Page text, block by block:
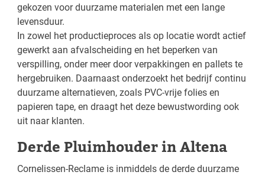
gekozen voor duurzame materialen met een lange
levensduur.
In zowel het productieproces als op locatie wordt actief
gewerkt aan afvalscheiding en het beperken van
verspilling, onder meer door verpakkingen en pallets te
hergebruiken. Daarnaast onderzoekt het bedrijf continu
duurzame alternatieven, zoals PVC-vrije folies en
papieren tape, en draagt het deze bewustwording ook
uit naar klanten.
Derde Pluimhouder in Altena
Cornelissen-Reclame is inmiddels de derde duurzame